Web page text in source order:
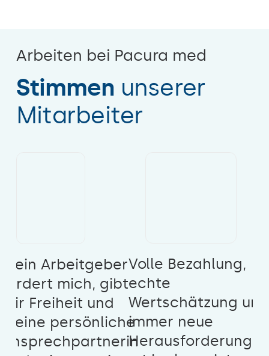
Arbeiten bei Pacura med
Stimmen unserer
Mitarbeiter
Mein Arbeitgeber
fördert mich, gibt
mir Freiheit und
meine persönliche
Ansprechpartnerin
Volle Bezahlung,
echte
Wertschätzung und
immer neue